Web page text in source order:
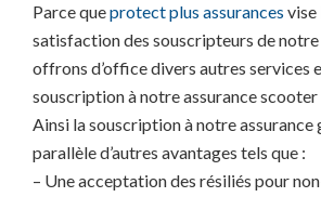
Parce queprotect plus assurances vise
satisfaction des souscripteurs de notre
offrons d’office divers autres services
souscription à notre assurance
Ainsi la souscription à notre assurance
parallèle d’autres avantages tels que :
– Une acceptation des résiliés pour